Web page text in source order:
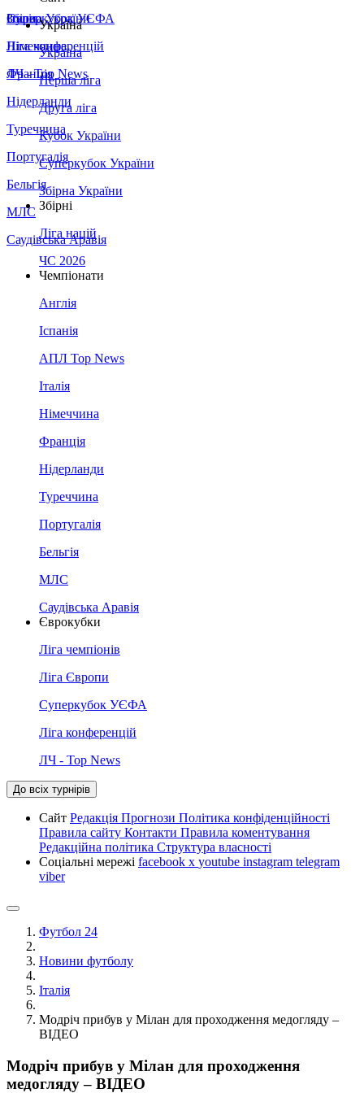
Збірна України
Італія
Німеччина
Франція
Нідерланди
Туреччина
Португалія
Бельгія
МЛС
Саудівська Аравія
Суперкубок УЄФА
Ліга конференцій
ЛЧ - Top News
Україна
Україна
Перша ліга
Друга ліга
Кубок України
Суперкубок України
Збірна України
Збірні
Ліга націй
ЧС 2026
Чемпіонати
Англія
Іспанія
АПЛ Top News
Італія
Німеччина
Франція
Нідерланди
Туреччина
Португалія
Бельгія
МЛС
Саудівська Аравія
Єврокубки
Ліга чемпіонів
Ліга Європи
Суперкубок УЄФА
Ліга конференцій
ЛЧ - Top News
До всіх турнірів
Сайт Редакція Прогнози Політика конфіденційності
Правила сайту Контакти Правила коментування
Редакційна політика Структура власності
Соціальні мережі facebook x youtube instagram telegram
viber
Футбол 24
Новини футболу
Італія
Модріч прибув у Мілан для проходження медогляду –
ВІДЕО
Модріч прибув у Мілан для проходження
медогляду – ВІДЕО